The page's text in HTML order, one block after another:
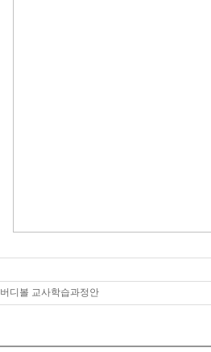
버디볼 교사학습과정안